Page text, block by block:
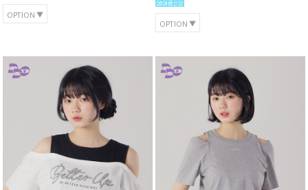
OPTION
OPTION